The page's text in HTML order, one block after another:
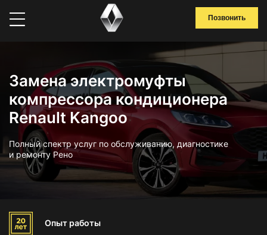
Позвонить
Замена электромуфты
компрессора кондиционера
Renault Kangoo
Полный спектр услуг по обслуживанию, диагностике
и ремонту Рено
Опыт работы